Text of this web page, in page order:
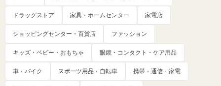
ドラッグストア 家具・ホームセンター 家電店
ショッピングセンター・百貨店 ファッション
キッズ・ベビー・おもちゃ 眼鏡・コンタクト・ケア用品
車・バイク スポーツ用品・自転車 携帯・通信・家電